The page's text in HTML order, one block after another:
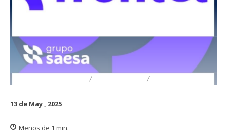
13 de May , 2025
Menos de 1 min.